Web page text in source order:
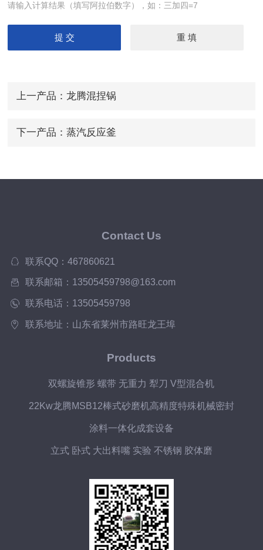
请输入计算结果（填写阿拉伯数字），如：三加四=7
上一产品： 龙腾混捏锅
下一产品： 蒸汽反应釜
Contact Us
联系QQ：467860621
联系邮箱：13505459798@163.com
联系电话：13505459798
联系地址：山东省莱州市路旺龙王埠
Products
双螺旋锥形 螺带 无重力 犁刀 V型混合机
22Kw龙腾MSB12棒式砂磨机高精度特殊机械密封
涂料一体化成套设备
立式 卧式 大出料嘴 实验 不锈钢 胶体磨